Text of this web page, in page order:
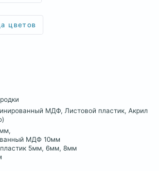
цветов
МДФ, Листовой пластик, Акрил
МДФ 10мм
5мм, 6мм, 8мм